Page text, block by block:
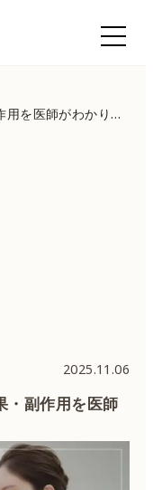
ボトックス注射とは？種類・効果・副作用を医師がわかりやすく解説
2025.11.06
・副作用を医師